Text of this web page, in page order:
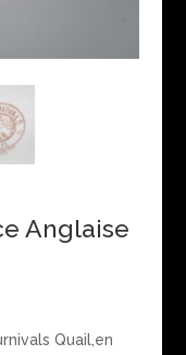
Anglaise
Quail,en